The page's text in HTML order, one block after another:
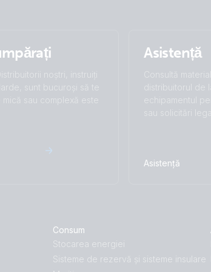
noștri, instruiți
sunt bucuroși să te
sau complexă este
Asistență
Consultă
distribuitorul de
echipamentul
sau solicitări
Asistență
Consum
Stocarea energiei
Sisteme de rezervă și sisteme insulare